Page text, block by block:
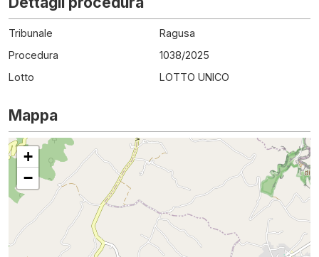
Tribunale
Ragusa
Procedura
1038/2025
Lotto
LOTTO UNICO
Mappa
+
−